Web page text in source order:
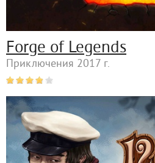
Forge of Legends
Приключения 2017 г.